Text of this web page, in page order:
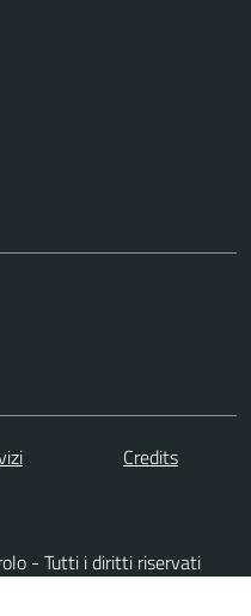
Credits
- Tutti i diritti riservati